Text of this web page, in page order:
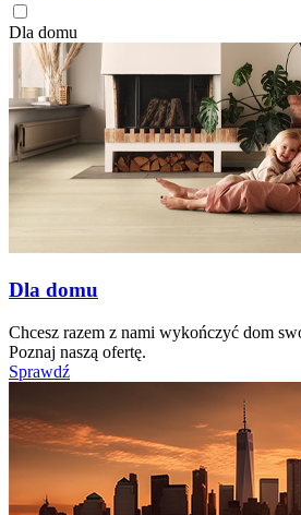
Dla domu
Dla domu
Chcesz razem z nami wykończyć dom
Poznaj naszą ofertę.
Sprawdź